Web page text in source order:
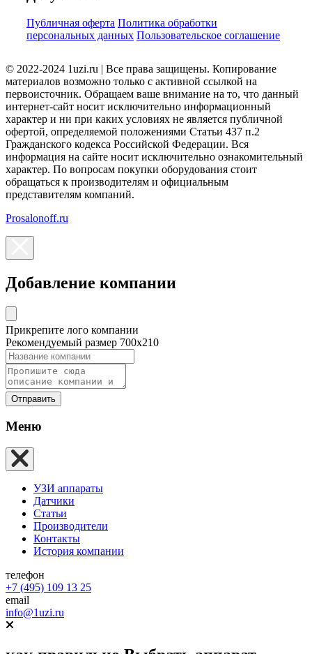
Публичная оферта Политика обработки
персональных данных Пользовательское соглашение
© 2022-2024 1uzi.ru | Все права защищены. Копирование
материалов возможно только с активной ссылкой на
первоисточник. Обращаем ваше внимание на то, что данный
интернет-сайт носит исключительно информационный
характер и ни при каких условиях не является публичной
офертой, определяемой положениями Статьи 437 п.2
Гражданского кодекса Российской Федерации. Вся
информация на сайте носит исключительно ознакомительный
характер. По вопросам покупки оборудования стоит
обращаться к производителям и официальным
представителям компаний.
Prosalonoff.ru
Добавление компании
Прикрепите лого компании
Рекомендуемый размер 700х210
Отправить
Меню
УЗИ аппараты
Датчики
Статьи
Производители
Контакты
История компании
телефон
+7 (495) 109 13 25
email
info@1uzi.ru